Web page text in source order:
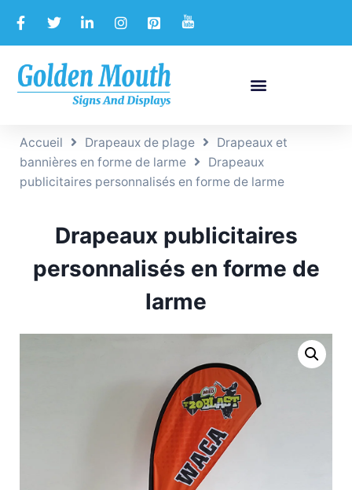
Accueil Drapeaux de plage
Drapeaux et
bannières en forme de larme
Drapeaux
publicitaires personnalisés en forme de larme
Drapeaux publicitaires
personnalisés en forme de
larme